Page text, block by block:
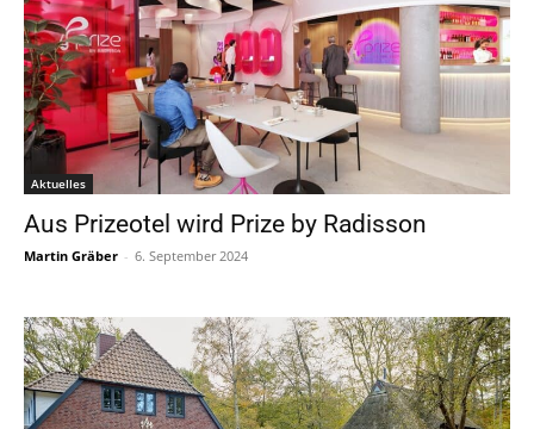
Aktuelles
Aus Prizeotel wird Prize by Radisson
Martin Gräber - 6. September 2024